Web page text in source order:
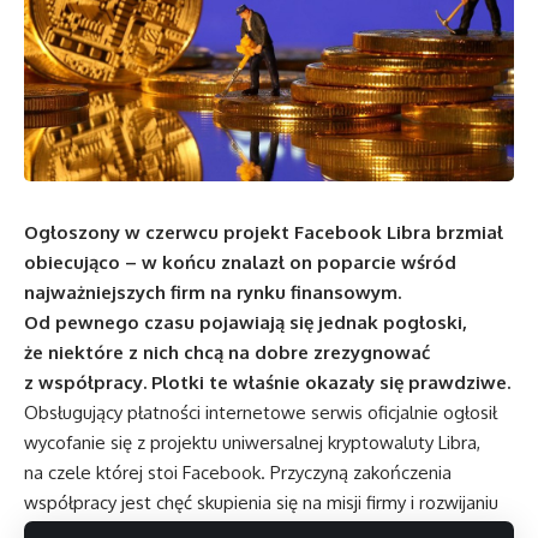
Ogłoszony w czerwcu projekt Facebook Libra brzmiał
obiecująco – w końcu znalazł on poparcie wśród
najważniejszych firm na rynku finansowym.
Od pewnego czasu pojawiają się jednak pogłoski,
że niektóre z nich chcą na dobre zrezygnować
z współpracy. Plotki te właśnie okazały się prawdziwe.
Obsługujący płatności internetowe serwis oficjalnie ogłosił
wycofanie się z projektu uniwersalnej kryptowaluty Libra,
na czele której stoi Facebook. Przyczyną zakończenia
współpracy jest chęć skupienia się na misji firmy i rozwijaniu
własnej strategii biznesowej, w tym budowaniu swojej